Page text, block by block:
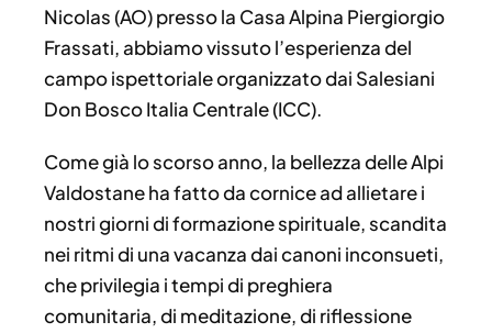
Nicolas (AO) presso la Casa Alpina Piergiorgio
Frassati, abbiamo vissuto l’esperienza del
campo ispettoriale organizzato dai Salesiani
Don Bosco Italia Centrale (ICC).
Come già lo scorso anno, la bellezza delle Alpi
Valdostane ha fatto da cornice ad allietare i
nostri giorni di formazione spirituale, scandita
nei ritmi di una vacanza dai canoni inconsueti,
che privilegia i tempi di preghiera
comunitaria, di meditazione, di riflessione